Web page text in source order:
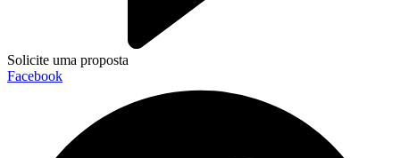
Solicite uma proposta
Facebook